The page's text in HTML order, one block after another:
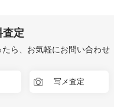
査定
ら、お気軽にお問い合わせ
写メ査定